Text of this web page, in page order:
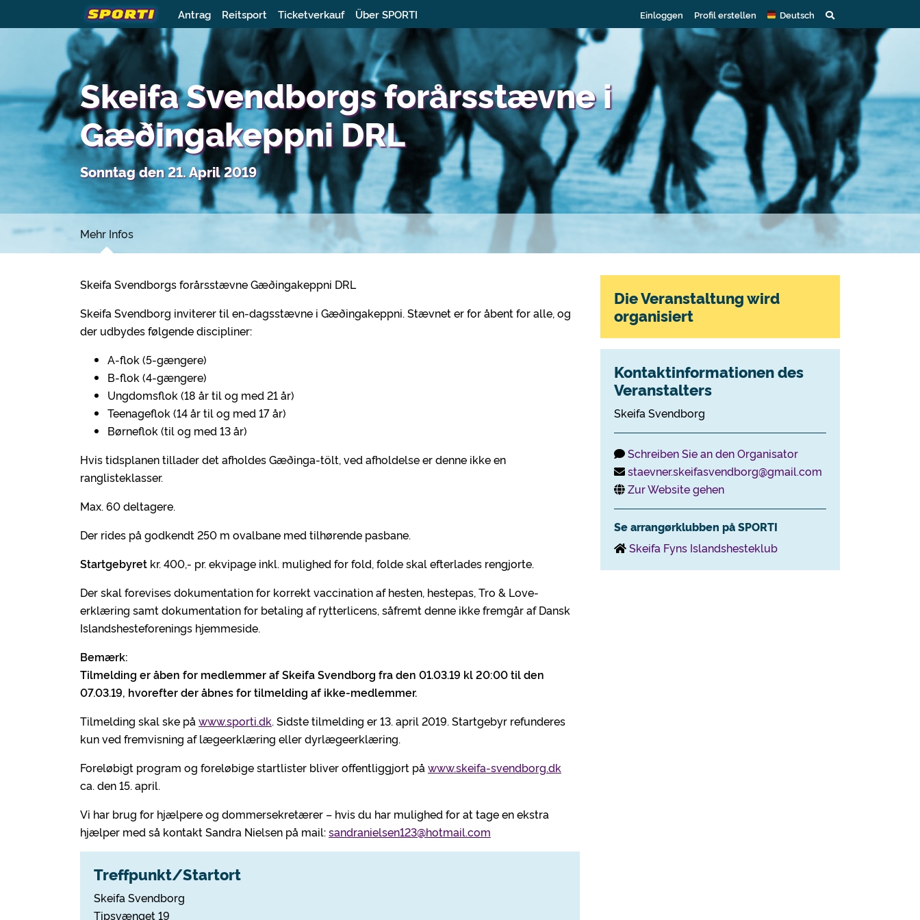
Antrag Reitsport Ticketverkauf Über SPORTI Einloggen Profil erstellen Deutsch
Skeifa Svendborgs forårsstævne i
Gæðingakeppni DRL
Sonntag den 21. April 2019
Mehr Infos
Skeifa Svendborgs forårsstævne Gæðingakeppni DRL
Skeifa Svendborg inviterer til en-dagsstævne i Gæðingakeppni. Stævnet er for åbent for alle, og
der udbydes følgende discipliner:
A-flok (5-gængere)
B-flok (4-gængere)
Ungdomsflok (18 år til og med 21 år)
Teenageflok (14 år til og med 17 år)
Børneflok (til og med 13 år)
Hvis tidsplanen tillader det afholdes Gæðinga-tölt, ved afholdelse er denne ikke en
ranglisteklasser.
Max. 60 deltagere.
Der rides på godkendt 250 m ovalbane med tilhørende pasbane.
Startgebyret kr. 400,- pr. ekvipage inkl. mulighed for fold, folde skal efterlades rengjorte.
Der skal forevises dokumentation for korrekt vaccination af hesten, hestepas, Tro & Love-
erklæring samt dokumentation for betaling af rytterlicens, såfremt denne ikke fremgår af Dansk
Islandshesteforenings hjemmeside.
Bemærk:
Tilmelding er åben for medlemmer af Skeifa Svendborg fra den 01.03.19 kl 20:00 til den
07.03.19, hvorefter der åbnes for tilmelding af ikke-medlemmer.
Tilmelding skal ske på www.sporti.dk. Sidste tilmelding er 13. april 2019. Startgebyr refunderes
kun ved fremvisning af lægeerklæring eller dyrlægeerklæring.
Foreløbigt program og foreløbige startlister bliver offentliggjort på www.skeifa-svendborg.dk
ca. den 15. april.
Vi har brug for hjælpere og dommersekretærer – hvis du har mulighed for at tage en ekstra
hjælper med så kontakt Sandra Nielsen på mail:sandranielsen123@hotmail.com
Treffpunkt/Startort
Skeifa Svendborg
Tipsvænget 19
Die Veranstaltung wird
organisiert
Kontaktinformationen des
Veranstalters
Skeifa Svendborg
Schreiben Sie an den Organisator
staevner.skeifasvendborg@gmail.com
Zur Website gehen
Se arrangørklubben på SPORTI
Skeifa Fyns Islandshesteklub